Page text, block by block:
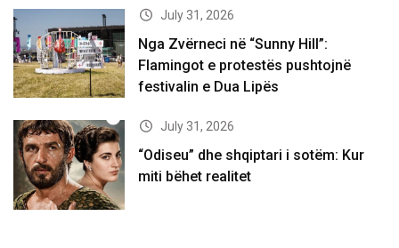
July 31, 2026
Nga Zvërneci në “Sunny Hill”:
Flamingot e protestës pushtojnë
festivalin e Dua Lipës
July 31, 2026
“Odiseu” dhe shqiptari i sotëm: Kur
miti bëhet realitet